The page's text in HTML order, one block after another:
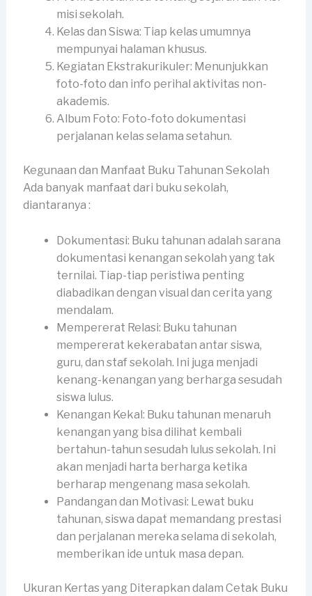
misi sekolah.
Kelas dan Siswa: Tiap kelas umumnya
mempunyai halaman khusus.
Kegiatan Ekstrakurikuler: Menunjukkan
foto-foto dan info perihal aktivitas non-
akademis.
Album Foto: Foto-foto dokumentasi
perjalanan kelas selama setahun.
Kegunaan dan Manfaat Buku Tahunan Sekolah
Ada banyak manfaat dari buku sekolah,
diantaranya :
Dokumentasi: Buku tahunan adalah sarana
dokumentasi kenangan sekolah yang tak
ternilai. Tiap-tiap peristiwa penting
diabadikan dengan visual dan cerita yang
mendalam.
Mempererat Relasi: Buku tahunan
mempererat kekerabatan antar siswa,
guru, dan staf sekolah. Ini juga menjadi
kenang-kenangan yang berharga sesudah
siswa lulus.
Kenangan Kekal: Buku tahunan menaruh
kenangan yang bisa dilihat kembali
bertahun-tahun sesudah lulus sekolah. Ini
akan menjadi harta berharga ketika
berharap mengenang masa sekolah.
Pandangan dan Motivasi: Lewat buku
tahunan, siswa dapat memandang prestasi
dan perjalanan mereka selama di sekolah,
memberikan ide untuk masa depan.
Ukuran Kertas yang Diterapkan dalam Cetak Buku